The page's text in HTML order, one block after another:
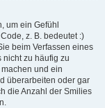
um ein Gefühl
z. B. bedeutet :)
beim Verfassen eines
nicht zu häufig zu
und ein
überarbeiten oder gar
die Anzahl der Smilies